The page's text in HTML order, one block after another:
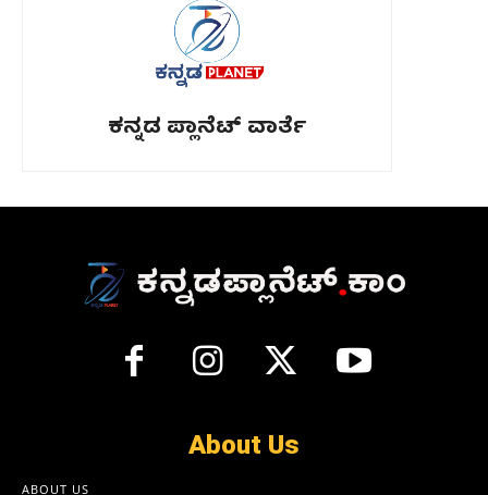
ಕನ್ನಡ ಪ್ಲಾನೆಟ್ ವಾರ್ತೆ
About Us
ABOUT US